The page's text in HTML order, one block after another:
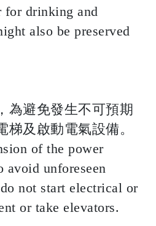
for drinking and
also be preserved
為避免發生不可預期
梯及啟動電氣設備。
of the power
avoid unforeseen
not start electrical or
or take elevators.